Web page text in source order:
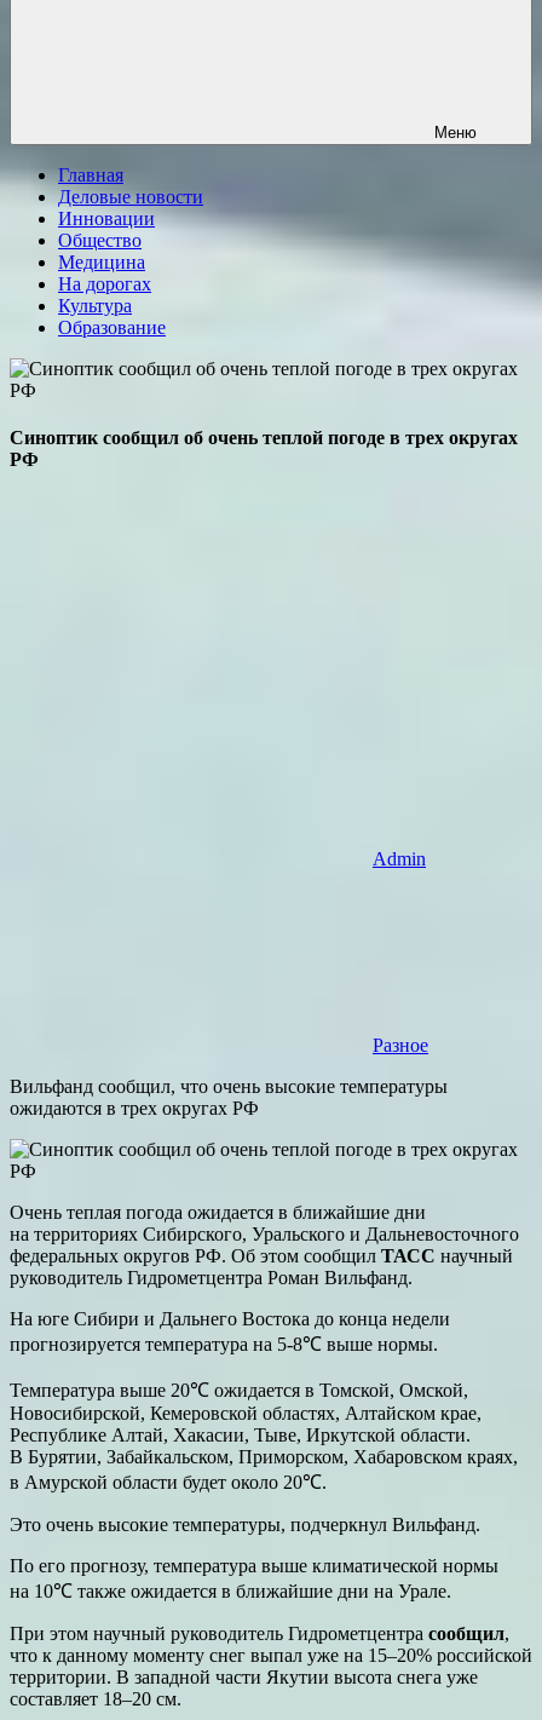
Меню
Главная
Деловые новости
Инновации
Общество
Медицина
На дорогах
Культура
Образование
Синоптик сообщил об очень теплой погоде в трех округах
РФ
Admin
Разное
Вильфанд сообщил, что очень высокие температуры
ожидаются в трех округах РФ
Очень теплая погода ожидается в ближайшие дни
на территориях Сибирского, Уральского и Дальневосточного
федеральных округов РФ. Об этом сообщил ТАСС научный
руководитель Гидрометцентра Роман Вильфанд.
На юге Сибири и Дальнего Востока до конца недели
прогнозируется температура на 5-8℃ выше нормы.
Температура выше 20℃ ожидается в Томской, Омской,
Новосибирской, Кемеровской областях, Алтайском крае,
Республике Алтай, Хакасии, Тыве, Иркутской области.
В Бурятии, Забайкальском, Приморском, Хабаровском краях,
в Амурской области будет около 20℃.
Это очень высокие температуры, подчеркнул Вильфанд.
По его прогнозу, температура выше климатической нормы
на 10℃ также ожидается в ближайшие дни на Урале.
При этом научный руководитель Гидрометцентра сообщил,
что к данному моменту снег выпал уже на 15–20% российской
территории. В западной части Якутии высота снега уже
составляет 18–20 см.